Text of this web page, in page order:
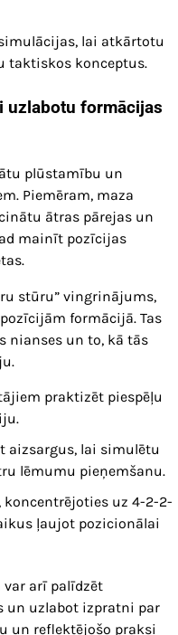
lai atkārtotu
taktiskos konceptus.
uzlabotu formācijas
plūstamību un
Piemēram, maza
ātras pārejas un
mainīt pozīcijas
stūru” vingrinājums,
formācijā. Tas
nianses un to, kā tās
praktizēt piespēļu
aizsargus, lai simulētu
lēmumu pieņemšanu.
koncentrējoties uz 4-2-2-
ļaujot pozicionālai
var arī palīdzēt
un uzlabot izpratni par
un reflektējošo praksi